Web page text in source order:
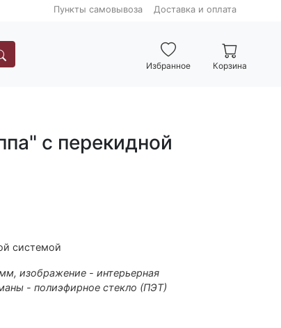
Пункты самовывоза Доставка и оплата
Избранное Корзина
с перекидной
системой
изображение - интерьерная
- полиэфирное стекло (ПЭТ)